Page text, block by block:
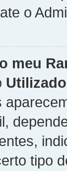
o
meu
tipo